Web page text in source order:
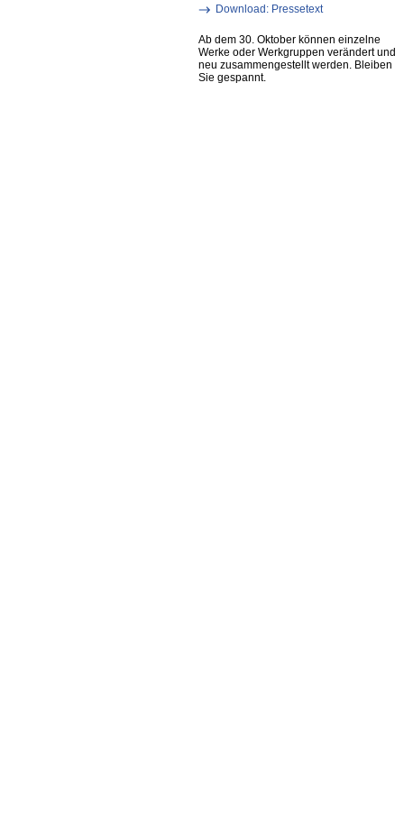
Download: Pressetext
Ab dem 30. Oktober können einzelne
Werke oder Werkgruppen verändert und
neu zusammengestellt werden. Bleiben
Sie gespannt.